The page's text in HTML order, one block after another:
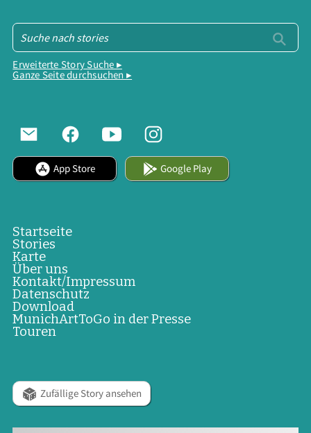
Erweiterte Story Suche ▸
Ganze Seite durchsuchen ▸
App Store Google Play
Startseite
Stories
Karte
Über uns
Kontakt/Impressum
Datenschutz
Download
MunichArtToGo in der Presse
Touren
Zufällige Story ansehen